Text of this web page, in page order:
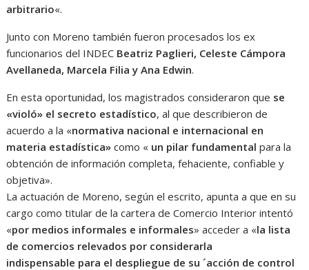
arbitrario«.
Junto con Moreno también fueron procesados los ex
funcionarios del INDEC Beatriz Paglieri, Celeste Cámpora
Avellaneda, Marcela Filia y Ana Edwin.
En esta oportunidad, los magistrados consideraron que se
«violó» el secreto estadístico, al que describieron de
acuerdo a la «normativa nacional e internacional en
materia estadística» como « un pilar fundamental para la
obtención de información completa, fehaciente, confiable y
objetiva».
La actuación de Moreno, según el escrito, apunta a que en su
cargo como titular de la cartera de Comercio Interior intentó
«por medios informales e informales» acceder a «la lista
de comercios relevados por considerarla
indispensable para el despliegue de su ´acción de control